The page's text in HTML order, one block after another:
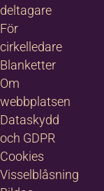
deltagare
För
cirkelledare
Blanketter
Om
webbplatsen
Dataskydd
och GDPR
Cookies
Visselblåsning